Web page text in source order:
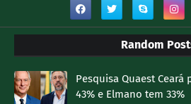
Random
Pesquisa Quaest Ceará
43% e Elmano tem 33%